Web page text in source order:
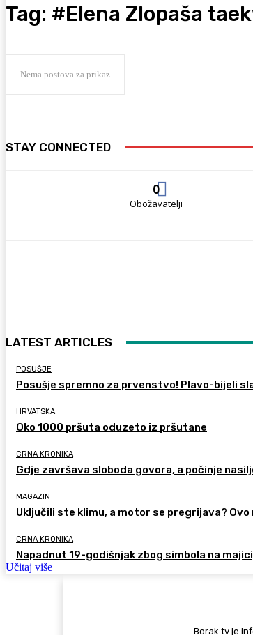
Tag: #Elena Zlopaša
Nema postova za prikaz
STAY CONNECTED
0
Obožavatelji
LATEST ARTICLES
POSUŠJE
Posušje spremno za prvenstvo! Plavo-bijeli
HRVATSKA
Oko 1000 pršuta oduzeto iz pršutane
CRNA KRONIKA
Gdje završava sloboda govora, a počinje
MAGAZIN
Uključili ste klimu, a motor se pregrijava?
CRNA KRONIKA
Napadnut 19-godišnjak zbog simbola na
Učitaj više
Borak.tv je